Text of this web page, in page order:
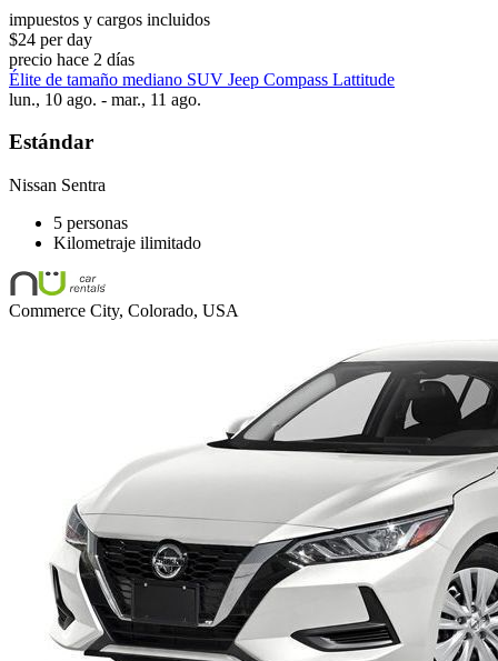
impuestos y cargos incluidos
$24 per day
precio hace 2 días
Élite de tamaño mediano SUV Jeep Compass Lattitude
lun., 10 ago. - mar., 11 ago.
Estándar
Nissan Sentra
5 personas
Kilometraje ilimitado
Commerce City, Colorado, USA